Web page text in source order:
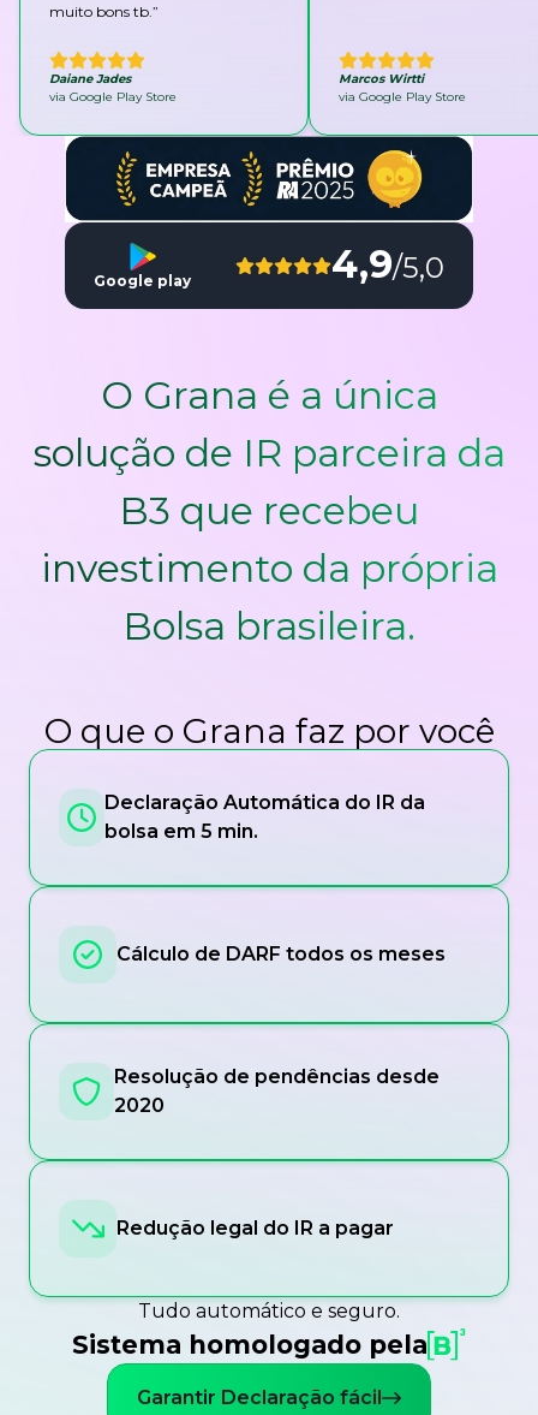
muito bons tb.”
Daiane Jades
via Google Play Store
Marcos Wirtti
via Google Play Store
Google play 4,9/5,0
O Grana é a única
solução de IR parceira da
B3 que recebeu
investimento da própria
Bolsa brasileira.
O que o Grana faz por você
Declaração Automática do IR da
bolsa em 5 min.
Cálculo de DARF todos os meses
Resolução de pendências desde
2020
Redução legal do IR a pagar
Tudo automático e seguro.
Sistema homologado pela
Garantir Declaração fácil